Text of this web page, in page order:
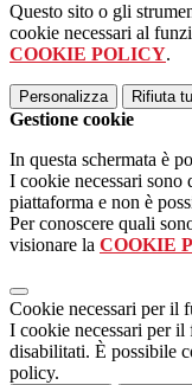
Questo sito o gli
cookie necessari al
COOKIE POLICY.
Personalizza Rifiuta
Gestione cookie
In questa schermata è
I cookie necessari
piattaforma e non è
Per conoscere quali
visionare la COOKIE
Cookie necessari per il
I cookie necessari per il
disabilitati. È possibile
policy.